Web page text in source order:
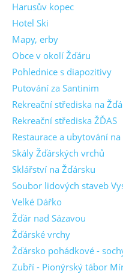
Harusův kopec
Hotel Ski
Mapy, erby
Obce v okolí Žďáru
Pohlednice s diapozitivy
Putování za Santinim
Rekreační střediska na
Rekreační střediska ŽĎAS
Restaurace a ubytování
Skály Žďárských vrchů
Sklářství na Žďársku
Soubor lidových staveb
Velké Dářko
Žďár nad Sázavou
Žďárské vrchy
Žďársko pohádkové -
Zubří - Pionýrský tábor